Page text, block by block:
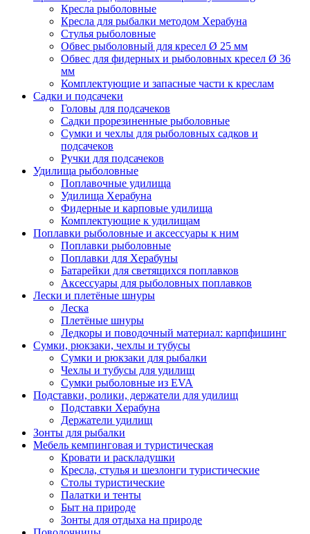
Кресла рыболовные
Кресла для рыбалки методом Херабуна
Стулья рыболовные
Обвес рыболовный для кресел Ø 25 мм
Обвес для фидерных и рыболовных кресел Ø 36
мм
Комплектующие и запасные части к креслам
Садки и подсачеки
Головы для подсачеков
Садки прорезиненные рыболовные
Сумки и чехлы для рыболовных садков и
подсачеков
Ручки для подсачеков
Удилища рыболовные
Поплавочные удилища
Удилища Херабуна
Фидерные и карповые удилища
Комплектующие к удилищам
Поплавки рыболовные и аксессуары к ним
Поплавки рыболовные
Поплавки для Херабуны
Батарейки для светящихся поплавков
Аксессуары для рыболовных поплавков
Лески и плетёные шнуры
Леска
Плетёные шнуры
Ледкоры и поводочный материал: карпфишинг
Сумки, рюкзаки, чехлы и тубусы
Сумки и рюкзаки для рыбалки
Чехлы и тубусы для удилищ
Сумки рыболовные из EVA
Подставки, ролики, держатели для удилищ
Подставки Херабуна
Держатели удилищ
Зонты для рыбалки
Мебель кемпинговая и туристическая
Кровати и раскладушки
Кресла, стулья и шезлонги туристические
Столы туристические
Палатки и тенты
Быт на природе
Зонты для отдыха на природе